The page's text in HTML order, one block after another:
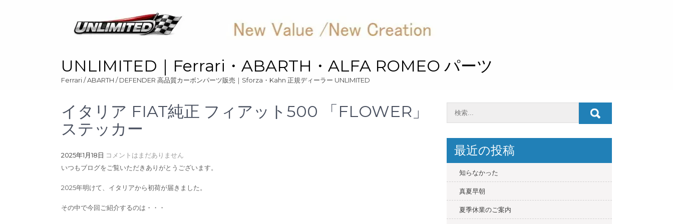
UNLIMITED｜Ferrari・ABARTH・ALFA ROMEO パーツ
Ferrari / ABARTH / DEFENDER 高品質カーボンパーツ販売｜Sforza・Kahn 正規ディーラー UNLIMITED
イタリア FIAT純正 フィアット500 「FLOWER」
ステッカー
2025年1月18日 コメントはまだありません
いつもブログをご覧いただきありがとうございます。
2025年明けて、イタリアから初荷が届きました。
その中で今回ご紹介するのは・・・
最近の投稿
知らなかった
真夏早朝
夏季休業のご案内